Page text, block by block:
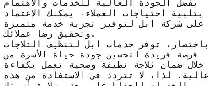
بفضل الجودة العالية للخدمات والاهتمام
بتلبية احتياجات العملاء، يمكنك الاعتماد
على شركة ابل لتوفير تجربة خدمة متميزة
وتحقيق رضا عملائك.
باختصار، توفر خدمات ابل لتنظيف الثلاجات
فرصة فريدة لتحسين جودة حياة الأسرة من
خلال ضمان ثلاجة نظيفة وصحية تعمل بكفاءة
عالية. لذا، لا تتردد في الاستفادة من هذه